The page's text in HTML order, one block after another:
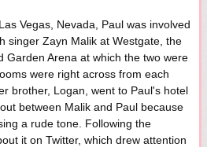
Vegas, Nevada, Paul was involved
singer Zayn Malik at Westgate, the
Garden Arena at which the two were
were right across from each
brother, Logan, went to Paul's hotel
between Malik and Paul because
a rude tone. Following the
it on Twitter, which drew attention